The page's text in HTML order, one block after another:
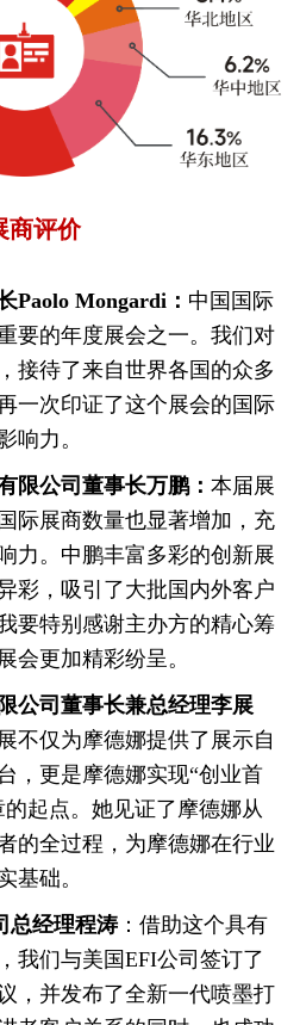
商评价
Paolo Mongardi： 中国国际
要的年度展会之一。我们对
接待了来自世界各国的众多
一次印证了这个展会的国际
响力。
限公司董事长万鹏：本届展
际展商数量也显著增加，充
力。中鹏丰富多彩的创新展
彩，吸引了大批国内外客户
要特别感谢主办方的精心筹
会更加精彩纷呈。
公司董事长兼总经理李展
不仅为摩德娜提供了展示自
，更是摩德娜实现“创业首
起点。她见证了摩德娜从
的全过程，为摩德娜在行业
基础。
总经理程涛：借助这个具有
我们与美国EFI公司签订了
，并发布了全新一代喷墨打